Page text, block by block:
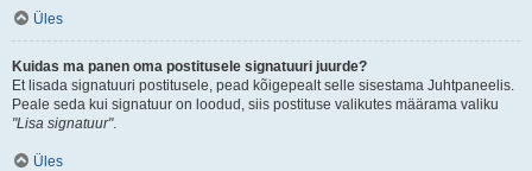
Üles
Kuidas ma panen oma postitusele signatuuri juurde?
Et lisada signatuuri postitusele, pead kõigepealt selle sisestama Juhtpaneelis.
Peale seda kui signatuur on loodud, siis postituse valikutes määrama valiku
"Lisa signatuur".
Üles